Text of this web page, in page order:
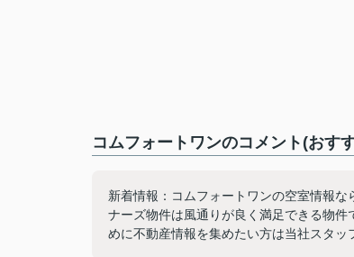
コムフォートワンのコメント(おす
新着情報：コムフォートワンの空室情報
ナーズ物件は風通りが良く満足できる物
めに不動産情報を集めたい方は当社スタッ